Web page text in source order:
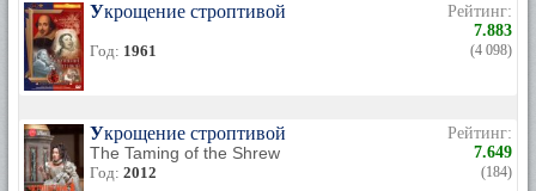
Укрощение строптивой
Год: 1961
Рейтинг:
7.883
(4 098)
Укрощение строптивой
The Taming of the Shrew
Год: 2012
Рейтинг:
7.649
(184)